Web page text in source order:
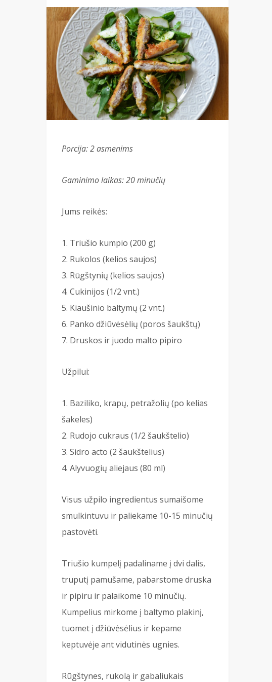
Porcija:2 asmenims
Gaminimo laikas: 20 minučių
Jums reikės:
Triušio kumpio (200 g)
Rukolos (kelios saujos)
Rūgštynių (kelios saujos)
Cukinijos (1/2 vnt.)
Kiaušinio baltymų (2 vnt.)
Panko džiūvėsėlių (poros šaukštų)
Druskos ir juodo malto pipiro
Užpilui:
Baziliko, krapų, petražolių (po kelias
šakeles)
Rudojo cukraus (1/2 šaukštelio)
Sidro acto (2 šaukštelius)
Alyvuogių aliejaus (80 ml)
Visus užpilo ingredientus sumaišome
smulkintuvu ir paliekame 10-15 minučių
pastovėti.
Triušio kumpelį padaliname į dvi dalis,
truputį pamušame, pabarstome druska
ir pipiru ir palaikome 10 minučių.
Kumpelius mirkome į baltymo plakinį,
tuomet į džiūvėsėlius ir kepame
keptuvėje ant vidutinės ugnies.
Rūgštynes, rukolą ir gabaliukais